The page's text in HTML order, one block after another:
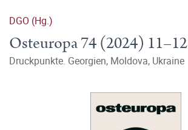
DGO (Hg.)
Osteuropa 74 (2024) 11–12
Druckpunkte. Georgien, Moldova, Ukraine